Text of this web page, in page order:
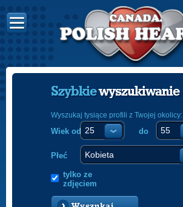
Szybkiewyszukiwanie
Wyszukaj tysiące profili z Twojej okolicy:
Wiek od do
Płeć
tylko ze
zdjęciem